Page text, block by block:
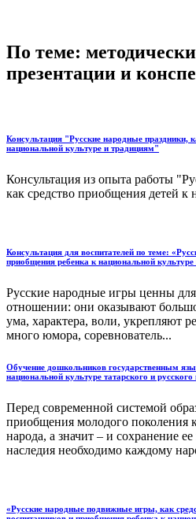
По теме:
презентации и
Консультация "Русские народные праздники,
национальной культуре и традициям"
Консультация из опыта работы
как средство приобщения детей к
Консультация для воспитателей по теме:
приобщения ребенка к национальной
Русские народные игры ценны
отношении: они оказывают
ума, характера, воли, укрепляют
много юмора, соревнователь...
Обучение дошкольников государственным
национальной культуре татарского и русского
Перед современной системой
приобщения молодого поколения
народа, а значит – и сохранение
наследия необходимо каждому
«Русские народные подвижные игры, как